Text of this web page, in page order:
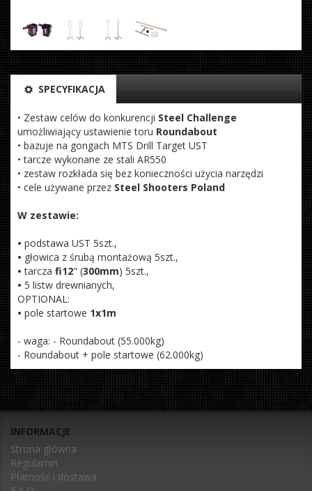
SPECYFIKACJA
• Zestaw celów do konkurencji Steel Challenge
umożliwiający ustawienie toru Roundabout
• bazuje na gongach MTS Drill Target UST
• tarcze wykonane ze stali AR550
• zestaw rozkłada się bez konieczności użycia narzędzi
• cele używane przez Steel Shooters Poland
W zestawie:
• podstawa UST 5szt.,
• głowica z śrubą montażową 5szt.,
•tarcza fi12" (300mm) 5szt.,
• 5 listw drewnianych,
OPTIONAL:
• pole startowe 1x1m
- waga: - Roundabout (55.000kg)
- Roundabout + pole startowe (62.000kg)
INFORMACJE
Strona główna
Regulamin
Płatność i dostawa